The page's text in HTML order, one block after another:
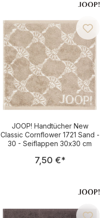
JOOP! Handtücher New
Classic Cornflower 1721 Sand -
30 - Seiflappen 30x30 cm
Regulärer
7,50 €*